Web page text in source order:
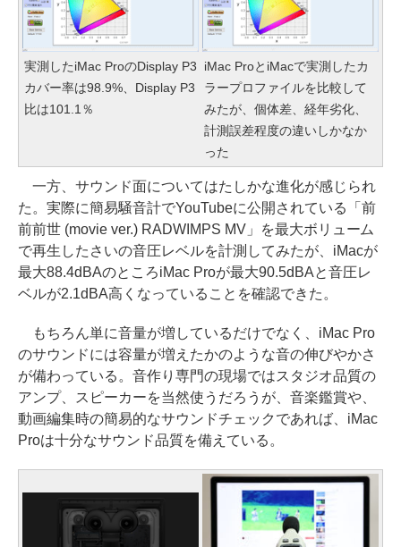
実測したiMac ProのDisplay P3
カバー率は98.9%、Display P3
比は101.1％
iMac ProとiMacで実測したカ
ラープロファイルを比較して
みたが、個体差、経年劣化、
計測誤差程度の違いしかなか
った
一方、サウンド面についてはたしかな進化が感じられ
た。実際に簡易騒音計でYouTubeに公開されている「前
前前世 (movie ver.) RADWIMPS MV」を最大ボリューム
で再生したさいの音圧レベルを計測してみたが、iMacが
最大88.4dBAのところiMac Proが最大90.5dBAと音圧レ
ベルが2.1dBA高くなっていることを確認できた。
もちろん単に音量が増しているだけでなく、iMac Pro
のサウンドには容量が増えたかのような音の伸びやかさ
が備わっている。音作り専門の現場ではスタジオ品質の
アンプ、スピーカーを当然使うだろうが、音楽鑑賞や、
動画編集時の簡易的なサウンドチェックであれば、iMac
Proは十分なサウンド品質を備えている。